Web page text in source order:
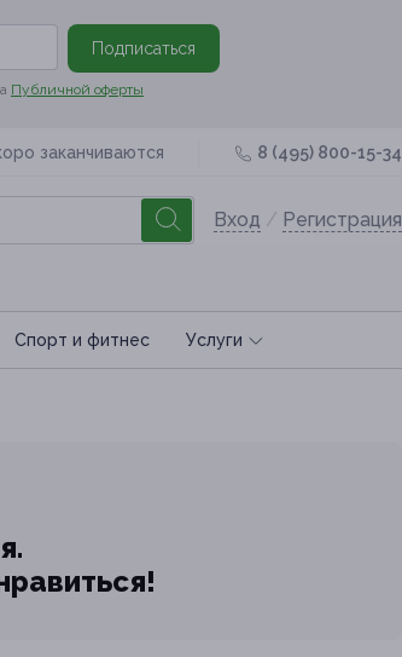
Подписаться
Публичной оферты
заканчиваются 8 (495) 800-15-34
Вход / Регистрация
Спoрт и фитнес Услуги